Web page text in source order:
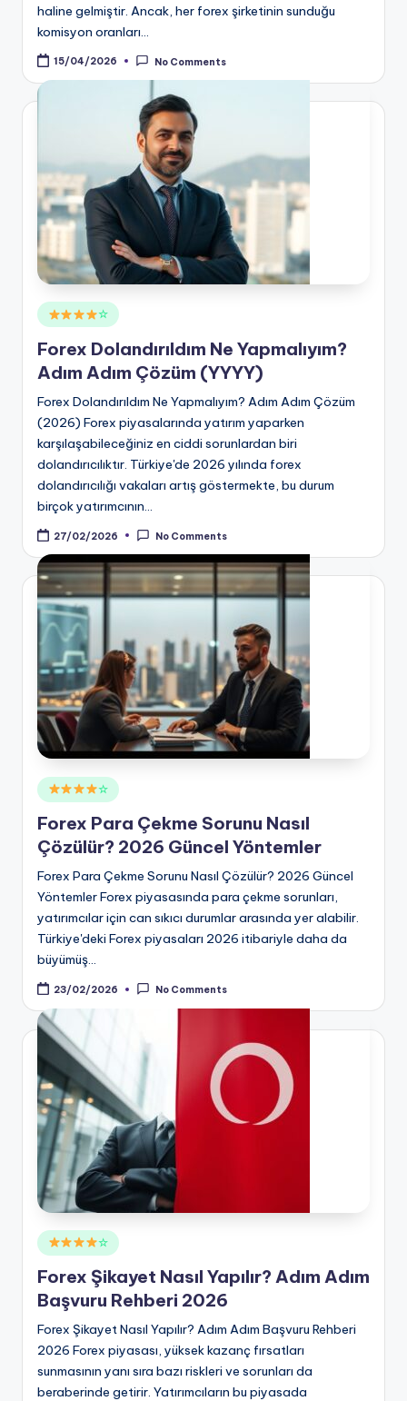
haline gelmiştir. Ancak, her forex şirketinin sunduğu
komisyon oranları…
15/04/2026 No Comments
Posted
in
☆
Forex Dolandırıldım Ne Yapmalıyım?
Adım Adım Çözüm (YYYY)
Forex Dolandırıldım Ne Yapmalıyım? Adım Adım Çözüm
(2026) Forex piyasalarında yatırım yaparken
karşılaşabileceğiniz en ciddi sorunlardan biri
dolandırıcılıktır. Türkiye'de 2026 yılında forex
dolandırıcılığı vakaları artış göstermekte, bu durum
birçok yatırımcının…
27/02/2026 No Comments
Posted
in
☆
Forex Para Çekme Sorunu Nasıl
Çözülür? 2026 Güncel Yöntemler
Forex Para Çekme Sorunu Nasıl Çözülür? 2026 Güncel
Yöntemler Forex piyasasında para çekme sorunları,
yatırımcılar için can sıkıcı durumlar arasında yer alabilir.
Türkiye'deki Forex piyasaları 2026 itibariyle daha da
büyümüş…
23/02/2026 No Comments
Posted
in
☆
Forex Şikayet Nasıl Yapılır? Adım Adım
Başvuru Rehberi 2026
Forex Şikayet Nasıl Yapılır? Adım Adım Başvuru Rehberi
2026 Forex piyasası, yüksek kazanç fırsatları
sunmasının yanı sıra bazı riskleri ve sorunları da
beraberinde getirir. Yatırımcıların bu piyasada